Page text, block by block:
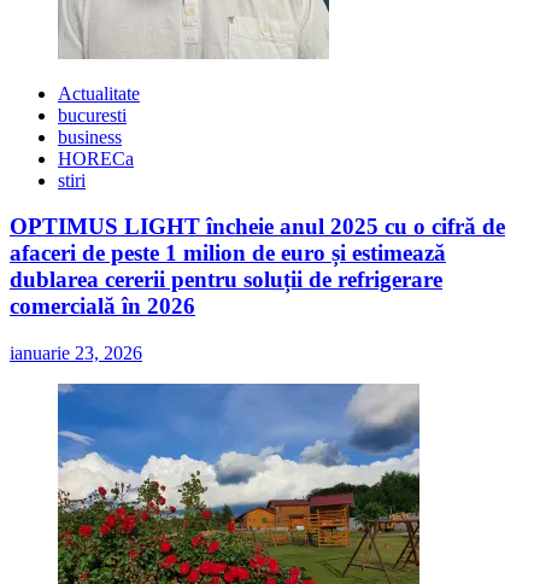
Actualitate
bucuresti
business
HORECa
stiri
OPTIMUS LIGHT încheie anul 2025 cu o cifră de
afaceri de peste 1 milion de euro și estimează
dublarea cererii pentru soluții de refrigerare
comercială în 2026
ianuarie 23, 2026